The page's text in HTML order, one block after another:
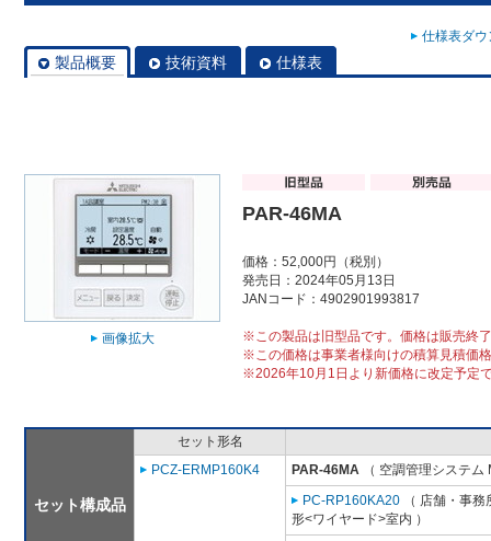
仕様表ダ
製品概要 技術資料 仕様表
画像拡大
PAR-46MA
価格：52,000円（税別）
発売日：2024年05月13日
JANコード：4902901993817
※この製品は旧型品です。価格は販売終
※この価格は事業者様向けの積算見積価
※2026年10月1日より新価格に改定予定
セット構成品
セット形名
PCZ-ERMP160K4
PAR-46MA （ 空調管理システム
PC-RP160KA20 （ 店舗・事
形<ワイヤード>室内 ）